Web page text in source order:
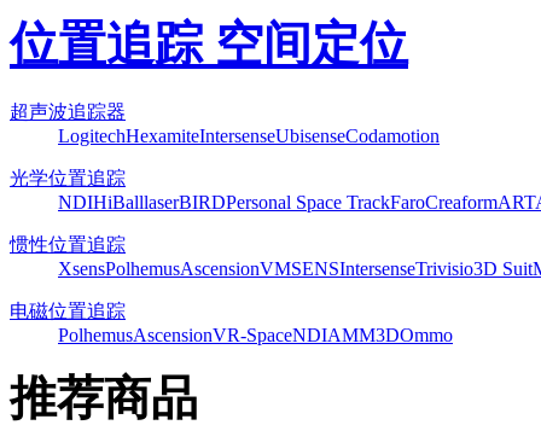
位置追踪 空间定位
超声波追踪器
LogitechHexamiteIntersenseUbisenseCodamotion
光学位置追踪
NDIHiBalllaserBIRDPersonal Space TrackFaroCreaformART
惯性位置追踪
XsensPolhemusAscensionVMSENSIntersenseTrivisio3D Suit
电磁位置追踪
PolhemusAscensionVR-SpaceNDIAMM3DOmmo
推荐商品